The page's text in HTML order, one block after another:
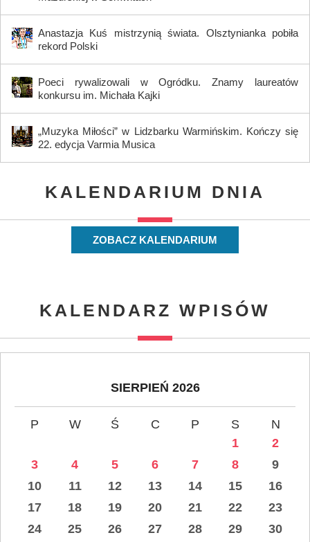
Anastazja Kuś mistrzynią świata. Olsztynianka pobiła
rekord Polski
Poeci rywalizowali w Ogródku. Znamy laureatów
konkursu im. Michała Kajki
„Muzyka Miłości” w Lidzbarku Warmińskim. Kończy się
22. edycja Varmia Musica
KALENDARIUM DNIA
ZOBACZ KALENDARIUM
KALENDARZ WPISÓW
SIERPIEŃ 2026
P W Ś C P S
N
1
2
3
4 5 6 7 8
9
10
11 12 13 14 15
16
17
18 19 20 21 22
23
24
25 26 27 28 29
30